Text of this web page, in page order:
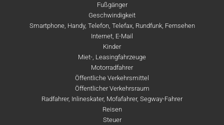
Fußgänger
Geschwindigkeit
Smartphone, Handy, Telefon, Telefax, Rundfunk, Fernsehen
Internet, E-Mail
Kinder
Miet-, Leasingfahrzeuge
Motorradfahrer
Öffentliche Verkehrsmittel
Öffentlicher Verkehrsraum
Radfahrer, Inlineskater, Mofafahrer, Segway-Fahrer
Reisen
Steuer